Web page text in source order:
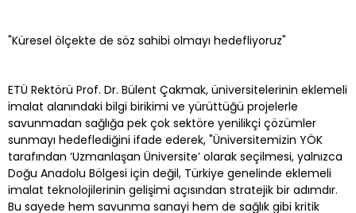
"Küresel ölçekte de söz sahibi olmayı hedefliyoruz"
ETÜ Rektörü Prof. Dr. Bülent Çakmak, üniversitelerinin eklemeli
imalat alanındaki bilgi birikimi ve yürüttüğü projelerle
savunmadan sağlığa pek çok sektöre yenilikçi çözümler
sunmayı hedeflediğini ifade ederek, "Üniversitemizin YÖK
tarafından ‘Uzmanlaşan Üniversite’ olarak seçilmesi, yalnızca
Doğu Anadolu Bölgesi için değil, Türkiye genelinde eklemeli
imalat teknolojilerinin gelişimi açısından stratejik bir adımdır.
Bu sayede hem savunma sanayi hem de sağlık gibi kritik